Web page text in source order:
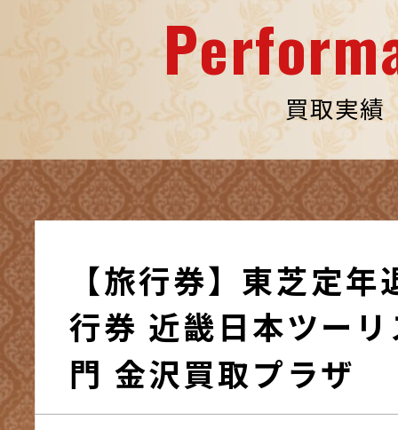
買取実績
【旅行券】東芝定
行券 近畿日本ツー
門 金沢買取プラザ